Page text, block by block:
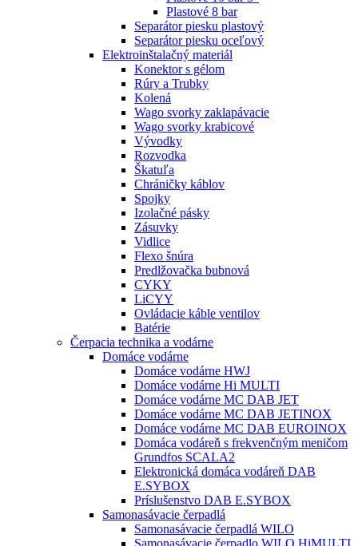
Plastové 8 bar
Separátor piesku plastový
Separátor piesku oceľový
Elektroinštalačný materiál
Konektor s gélom
Rúry a Trubky
Kolená
Wago svorky zaklapávacie
Wago svorky krabicové
Vývodky
Rozvodka
Škatuľa
Chráničky káblov
Spojky
Izolačné pásky
Zásuvky
Vidlice
Flexo šnúra
Predlžovačka bubnová
CYKY
LiCYY
Ovládacie káble ventilov
Batérie
Čerpacia technika a vodárne
Domáce vodárne
Domáce vodárne HWJ
Domáce vodárne Hi MULTI
Domáce vodárne MC DAB JET
Domáce vodárne MC DAB JETINOX
Domáce vodárne MC DAB EUROINOX
Domáca vodáreň s frekvenčným meničom
Grundfos SCALA2
Elektronická domáca vodáreň DAB
E.SYBOX
Príslušenstvo DAB E.SYBOX
Samonasávacie čerpadlá
Samonasávacie čerpadlá WILO
Samonasávacie čerpadlo WILO HiMULTI